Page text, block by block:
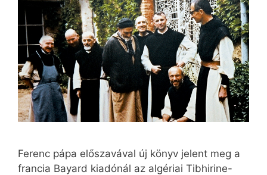
Ferenc pápa előszavával új könyv jelent meg a
francia Bayard kiadónál az algériai Tibhirine-